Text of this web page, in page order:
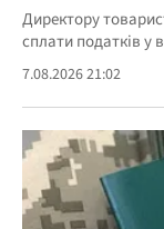
Директору
сплати податків у
7.08.2026 21:02